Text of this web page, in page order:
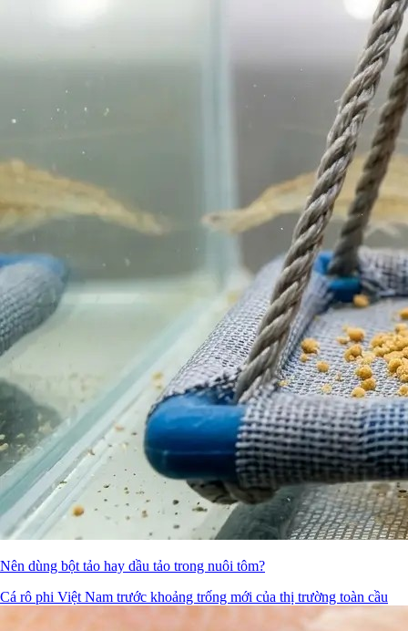
Nên dùng bột tảo hay dầu tảo trong nuôi tôm?
Cá rô phi Việt Nam trước khoảng trống mới của thị trường toàn cầu